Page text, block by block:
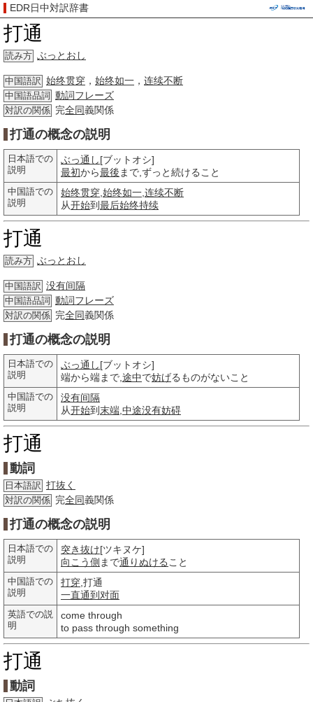
EDR日中対訳辞書
打通
読み方 ぶっとおし
中国語訳 始终贯穿 ， 始终如一 ， 连续不断
中国語品詞 動詞フレーズ
対訳の関係 完全同義関係
打通の概念の説明
日本語での
説明
ぶっ通し[ブットオシ]
最初から最後 まで,ずっと続けること
中国語での
説明
始终贯穿 始终如一 连续不断
从开始到最后始终持续
打通
読み方 ぶっとおし
中国語訳 没有间隔
中国語品詞 動詞フレーズ
対訳の関係 完全同義関係
打通の概念の説明
日本語での
説明
ぶっ通し[ブットオシ]
端から端まで, 途中で妨げるものがないこと
中国語での
説明
没有间隔
从开始到末端 中途没有妨碍
打通
動詞
日本語訳 打抜く
対訳の関係 完全同義関係
打通の概念の説明
日本語での
説明
突き抜け[ツキヌケ]
向こう側 まで通りぬける こと
中国語での
説明
打穿 ,打通
一直通到 对面
英語での説
明
come through
to pass through something
打通
動詞